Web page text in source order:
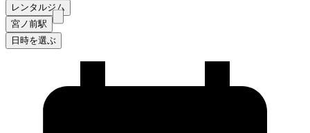
レンタルジム
宮ノ前駅
日時を選ぶ